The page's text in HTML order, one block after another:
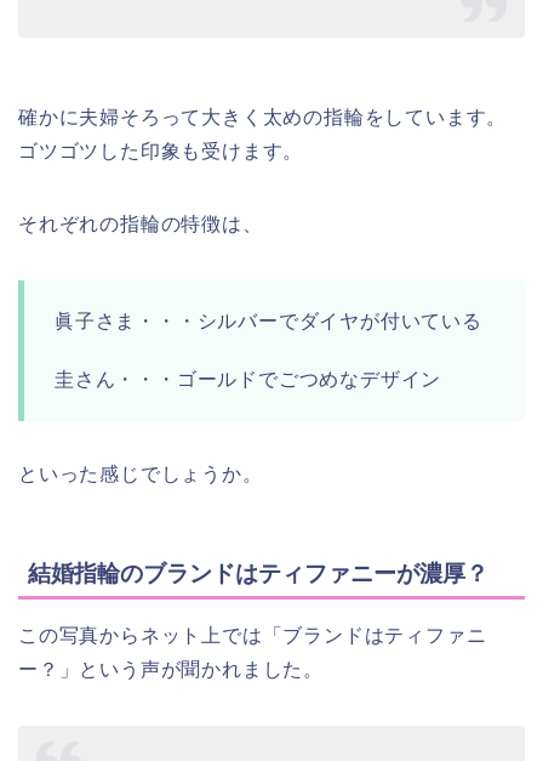
確かに夫婦そろって大きく太めの指輪をしています。
ゴツゴツした印象も受けます。
それぞれの指輪の特徴は、
眞子さま・・・シルバーでダイヤが付いている
圭さん・・・ゴールドでごつめなデザイン
といった感じでしょうか。
結婚指輪のブランドはティファニーが濃厚？
この写真からネット上では「ブランドはティファニ
ー？」という声が聞かれました。